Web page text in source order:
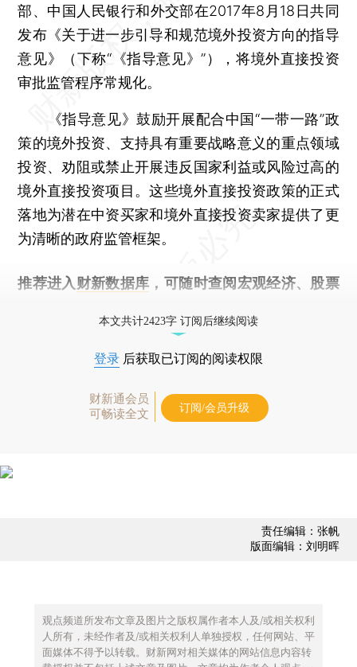
部、中国人民银行和外交部在2017年8月18日共同
发布《关于进一步引导和规范境外投资方向的指导
意见》（下称“《指导意见》”），将境外直接投资
审批监管程序常规化。
《指导意见》鼓励开展配合中国“一带一路”政
策的境外投资、支持具有重要战略意义的重点领域
投资、劝阻或禁止开展违反国家利益或风险过高的
境外直接投资项目。这些境外直接投资政策的正式
落地为潜在中资买家和境外直接投资卖家提供了更
为清晰的政府监管框架。
推荐进入 财新数据库 ，可随时查阅宏观经济、股票
本文共计2423字 订阅后继续阅读
登录 后获取已订阅的阅读权限
财新通会员
可畅读全文
订阅/会员升级
责任编辑：张帆
版面编辑：刘明晖
观点频道所发布文章及图片之版权属作者本人及/或相关权利
人所有，未经作者及/或相关权利人单独授权，任何网站、平
面媒体不得予以转载。财新网对相关媒体的网站信息内容转